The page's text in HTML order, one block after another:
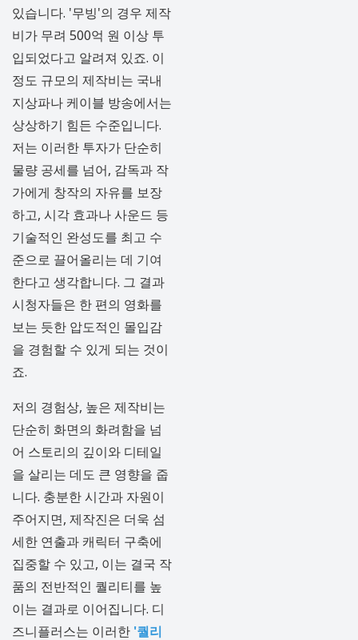
있습니다. '무빙'의 경우 제작
비가 무려 500억 원 이상 투
입되었다고 알려져 있죠. 이
정도 규모의 제작비는 국내
지상파나 케이블 방송에서는
상상하기 힘든 수준입니다.
저는 이러한 투자가 단순히
물량 공세를 넘어, 감독과 작
가에게 창작의 자유를 보장
하고, 시각 효과나 사운드 등
기술적인 완성도를 최고 수
준으로 끌어올리는 데 기여
한다고 생각합니다. 그 결과
시청자들은 한 편의 영화를
보는 듯한 압도적인 몰입감
을 경험할 수 있게 되는 것이
죠.
저의 경험상, 높은 제작비는
단순히 화면의 화려함을 넘
어 스토리의 깊이와 디테일
을 살리는 데도 큰 영향을 줍
니다. 충분한 시간과 자원이
주어지면, 제작진은 더욱 섬
세한 연출과 캐릭터 구축에
집중할 수 있고, 이는 결국 작
품의 전반적인 퀄리티를 높
이는 결과로 이어집니다. 디
즈니플러스는 이러한 '퀄리